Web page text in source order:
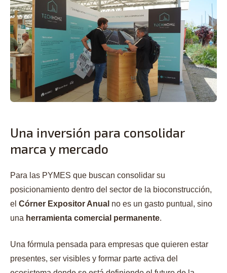
Una inversión para consolidar
marca y mercado
Para las PYMES que buscan consolidar su
posicionamiento dentro del sector de la bioconstrucción,
el Córner Expositor Anual no es un gasto puntual, sino
una herramienta comercial permanente.
Una fórmula pensada para empresas que quieren estar
presentes, ser visibles y formar parte activa del